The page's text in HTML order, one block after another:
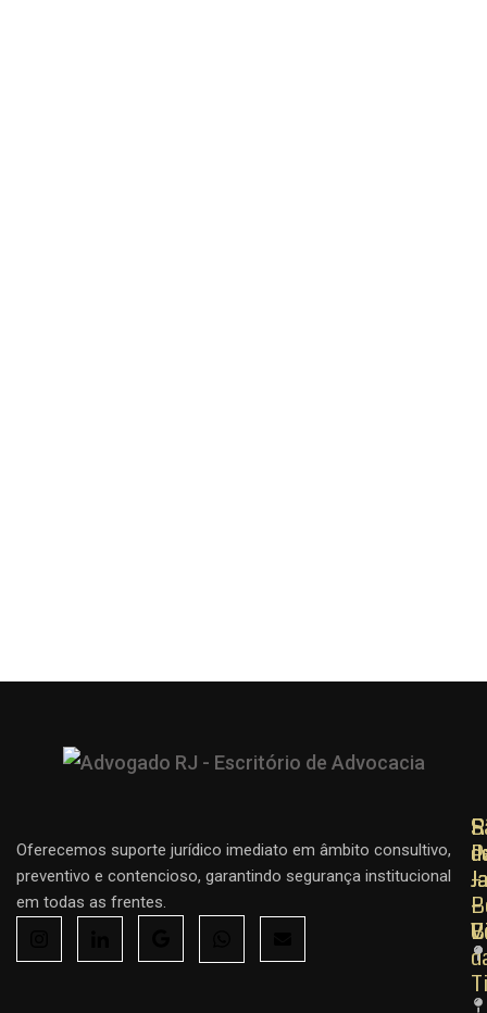
Oferecemos suporte jurídico imediato em âmbito consultivo,
preventivo e contencioso, garantindo segurança institucional
em todas as frentes.
–
–
–